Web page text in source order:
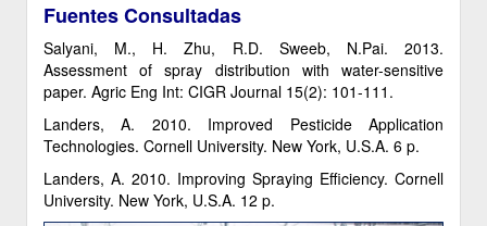
Fuentes Consultadas
Salyani, M., H. Zhu, R.D. Sweeb, N.Pai. 2013.
Assessment of spray distribution with water-sensitive
paper. Agric Eng Int: CIGR Journal 15(2): 101-111.
Landers, A. 2010. Improved Pesticide Application
Technologies. Cornell University. New York, U.S.A. 6 p.
Landers, A. 2010. Improving Spraying Efficiency. Cornell
University. New York, U.S.A. 12 p.